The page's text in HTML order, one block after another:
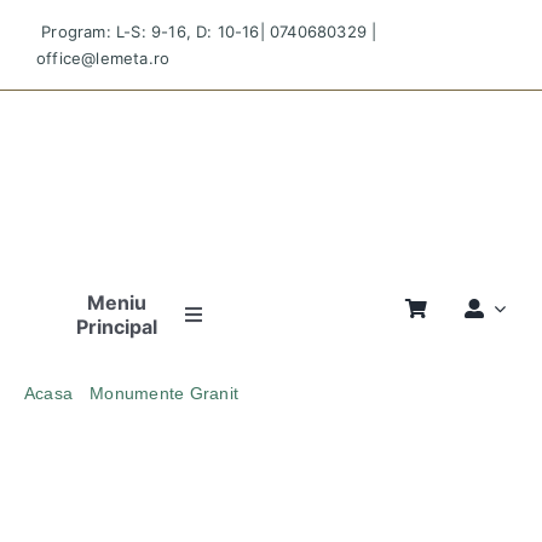
content
Program: L-S: 9-16, D: 10-16|0740680329
office@lemeta.ro
Meniu
Principal
Acasa
Monumente Granit